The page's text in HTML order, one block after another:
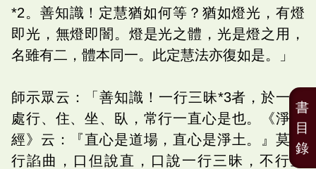
*2。善知識！定慧猶如何等？猶如燈光，有燈
即光，無燈即闇。燈是光之體，光是燈之用，
名雖有二，體本同一。此定慧法亦復如是。」
師示眾云：「善知識！一行三昧*3者，於一切
處行、住、坐、臥，常行一直心是也。《淨名
經》云：『直心是道場，直心是淨土。』莫心
行諂曲，口但說直，口說一行三昧，不行直
書
目
錄